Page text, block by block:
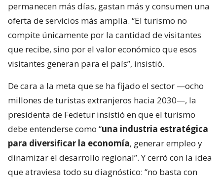
permanecen más días, gastan más y consumen una
oferta de servicios más amplia. “El turismo no
compite únicamente por la cantidad de visitantes
que recibe, sino por el valor económico que esos
visitantes generan para el país”, insistió.
De cara a la meta que se ha fijado el sector —ocho
millones de turistas extranjeros hacia 2030—, la
presidenta de Fedetur insistió en que el turismo
debe entenderse como “una industria estratégica
para diversificar la economía, generar empleo y
dinamizar el desarrollo regional”. Y cerró con la idea
que atraviesa todo su diagnóstico: “no basta con